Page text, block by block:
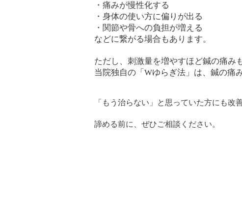
・痛みが慢性化する
・身体の使い方に偏りが出る
・関節や骨への負担が増える
などに繋がる場合もあります。
ただし、刺激量を増やすほど鍼の痛み
当院独自の「Wゆらぎ法」は、鍼の痛
「もう治らない」と思っていた方にも改
諦める前に、ぜひご相談ください。